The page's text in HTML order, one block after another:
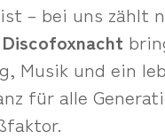
– bei uns zählt
Musik und ein
für alle